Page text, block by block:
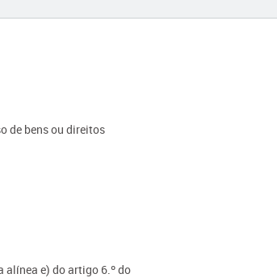
de bens ou direitos
alínea e) do artigo 6.º do